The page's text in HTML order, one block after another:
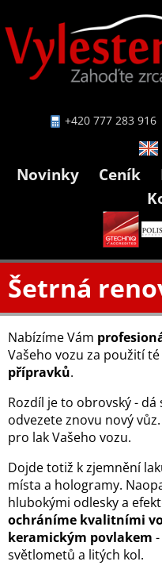
+420 777 283 916
Novinky Ceník
Šetrná
Nabízíme Vám
Vašeho vozu za použití té
přípravků.
Rozdíl je to obrovský -
odvezete znovu nový
pro lak Vašeho vozu.
Dojde totiž k zjemnění
místa a hologramy.
hlubokými odlesky a
ochráníme kvalitními
keramickým povlakem
světlometů a litých kol.